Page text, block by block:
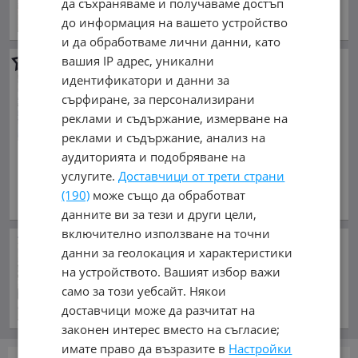
IVECO Daily -камиони - шеф и
кройка на генерации и
гърнета, Ем Комплект
Павлово, рециклаж
катализато
96.12 €
188 лв.
април 2002 г.,
обл. София, гр. София
командва в МВнР?
преди 17 часа и 57 минути
до информация на вашето устройство
и да обработваме лични данни, като
вашия IP адрес, уникални
идентификатори и данни за
сърфиране, за персонализирани
реклами и съдържание, измерване на
реклами и съдържание, анализ на
аудиторията и подобряване на
услугите.Доставчици от трети страни
(190) може също да обработват
данните ви за тези и други цели,
включително използване на точни
данни за геолокация и характеристики
на устройството. Вашият избор важи
само за този уебсайт. Някои
доставчици може да разчитат на
законен интерес вместо на съгласие;
имате право да възразите в Настройки